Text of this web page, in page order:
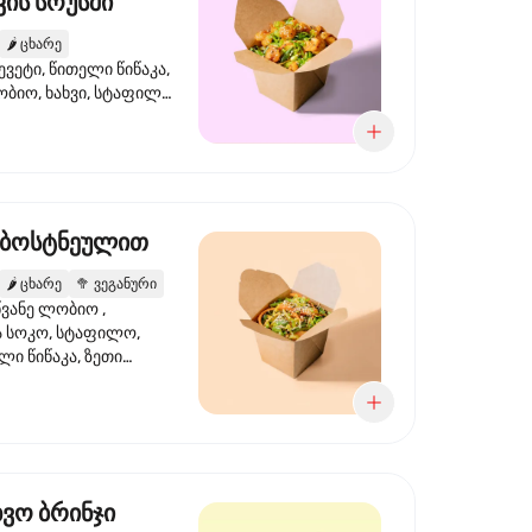
🌶️ ცხარე
წითელი წიწაკა,
ხახვი, სტაფილო,
ნიორი
🌶️ ცხარე 🥦 ვეგანური
ლობიო ,
სოკო, სტაფილო,
წიწაკა, ზეთი
ბრინჯი